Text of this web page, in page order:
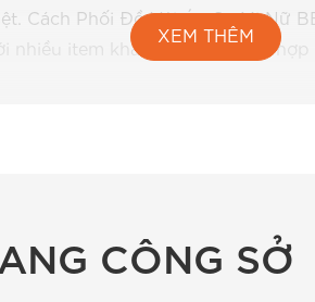
Cách Phối Đồ Với Áo Sơ Mi Nữ
nhiều item khác: Công sở: Kết
mi tay ngắn và tay dài. Sử dụng
tiếp để giữ màu sắc. Ủi áo ở
XEM THÊM
CÔNG SỞ